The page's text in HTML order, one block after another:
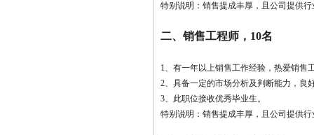
特别说明：销售提成丰厚，且公司提供
二、销售工程师，10名
1、有一年以上销售工作经验，热爱销售
2、具备一定的市场分析及判断能力，良
3、此职位接收优秀毕业生。
特别说明：销售提成丰厚，且公司提供